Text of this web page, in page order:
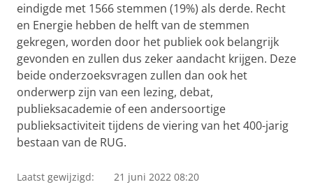
eindigde met 1566 stemmen (19%) als derde. Recht
en Energie hebben de helft van de stemmen
gekregen, worden door het publiek ook belangrijk
gevonden en zullen dus zeker aandacht krijgen. Deze
beide onderzoeksvragen zullen dan ook het
onderwerp zijn van een lezing, debat,
publieksacademie of een andersoortige
publieksactiviteit tijdens de viering van het 400-jarig
bestaan van de RUG.
Laatst gewijzigd: 21 juni 2022 08:20